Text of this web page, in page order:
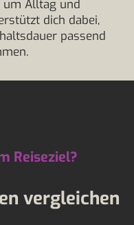
um Alltag und
dich dabei,
passend
Reiseziel?
vergleichen